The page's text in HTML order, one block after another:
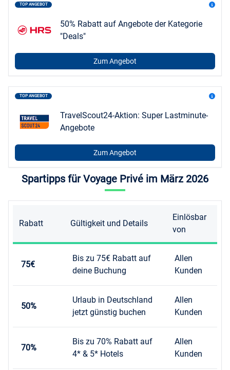
TOP ANGEBOT
50% Rabatt auf Angebote der Kategorie
"Deals"
Zum Angebot
TOP ANGEBOT
TravelScout24-Aktion: Super Lastminute-
Angebote
Zum Angebot
Spartipps für Voyage Privé im März 2026
Rabatt Gültigkeit und Details
Einlösbar
von
75€
Bis zu 75€ Rabatt auf
deine Buchung
Allen
Kunden
50%
Urlaub in Deutschland
jetzt günstig buchen
Allen
Kunden
70%
Bis zu 70% Rabatt auf
4* & 5* Hotels
Allen
Kunden